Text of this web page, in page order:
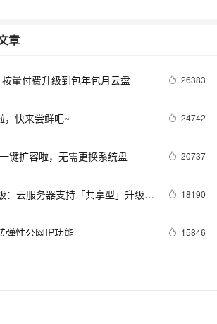
章
量付费升级到包年包月云盘 26383
，快来尝鲜吧~ 24742
键扩容啦，无需更换系统盘 20737
：云服务器支持「共享型」升级
18190
弹性公网IP功能 15846
算好“任性”，ECS又降价了~
：教你如何每年省出8w+ 块